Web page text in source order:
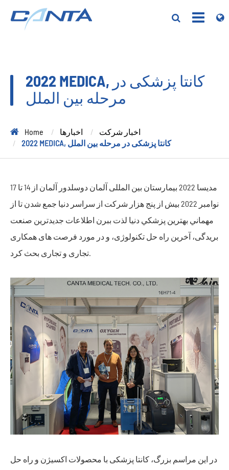
2022 MEDICA, کانتا پزشکی در
مرحله بین الملل
Home اخبارها
اخبار شرکت
2022 MEDICA, کانتا پزشکی در مرحله بین الملل
مدیسا 2022 بیمارستان بین المللی آلمان دوسلدور آلمان از 14 تا 17
نوامبر 2022 بيش از پنج هزار شرکت از سراسر دنيا جمع شدن تا از
مهماني بهترين پزشکي دنيا لذت ببرن اطلاعات جدیدترین صنعت
بریدگی، آخرین راه حل تکنولوژی، و در مورد فرصت های همکاری
تجاری و تجاری بحث کرد.
در این مراسم بزرگ، کانتا پزشکی با محصولات اکسیژن و راه حل